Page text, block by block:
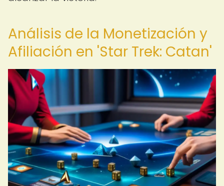
Análisis de la Monetización y
Afiliación en 'Star Trek: Catan'